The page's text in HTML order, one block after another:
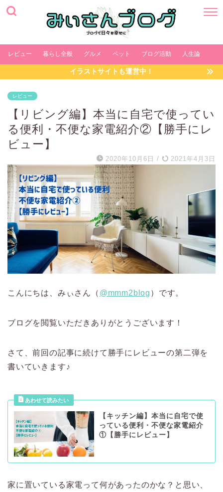
レビュー 暮らし全般 グルメ ペット ブログ活動 人生論
イラストサイトも運営中！
レビュー
【リビング編】本当に自宅で使ってい
る便利・不便な家電紹介②【勝手にレ
ビュー】
2020年10月6日 / 2021年4月3日
こんにちは、みぃさん（ @mmm2blog ）です。
ブログを閲覧いただきありがとうございます！
さて、前回の記事に続けて勝手にレビューの第二弾を
書いていきます♪
【キッチン編】本当に自宅で使
っている便利・不便な家電紹介
①【勝手にレビュー】
家に置いている家電って何があったのかな？と思い、